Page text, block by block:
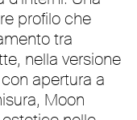
profilo che
tra
nella versione
apertura a
Moon